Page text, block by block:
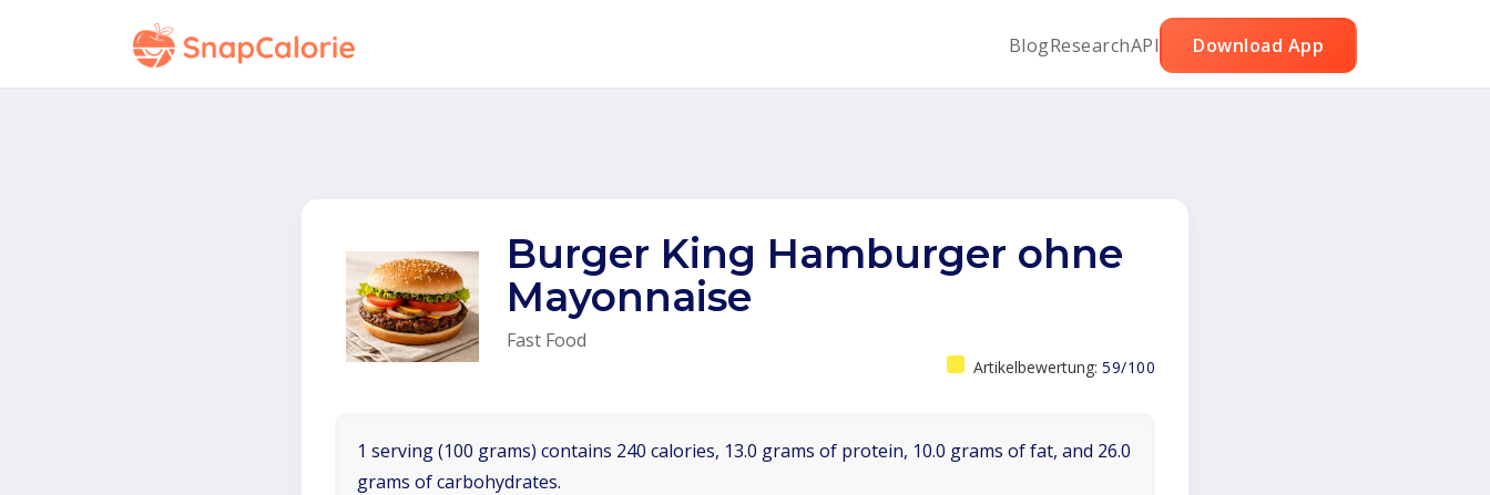
BlogResearchAPI Download App
Burger King Hamburger ohne
Mayonnaise
Fast Food
Artikelbewertung: 59/100
1 serving (100 grams) contains 240 calories, 13.0 grams of protein, 10.0 grams of fat, and 26.0
grams of carbohydrates.